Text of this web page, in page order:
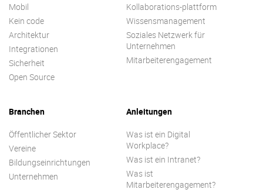
Mobil
Kein code
Architektur
Integrationen
Sicherheit
Open Source
Kollaborations-plattform
Wissensmanagement
Soziales Netzwerk für
Unternehmen
Mitarbeiterengagement
Branchen
Öffentlicher Sektor
Vereine
Bildungseinrichtungen
Unternehmen
Anleitungen
Was ist ein Digital
Workplace?
Was ist ein Intranet?
Was ist
Mitarbeiterengagement?